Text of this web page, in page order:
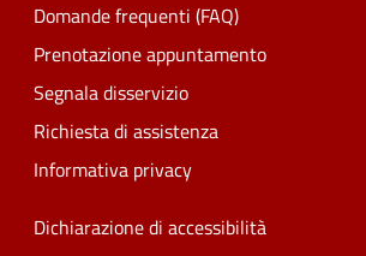
Domande frequenti (FAQ)
Prenotazione appuntamento
Segnala disservizio
Richiesta di assistenza
Informativa privacy
Dichiarazione di accessibilità